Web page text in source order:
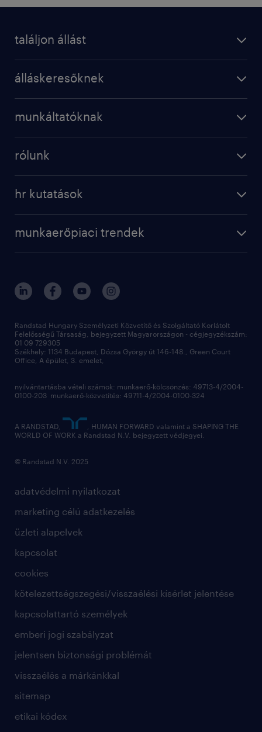
találjon állást
álláskeresőknek
munkáltatóknak
rólunk
hr kutatások
munkaerőpiaci trendek
adatvédelmi nyilatkozat
marketing célú adatkezelés
üzleti alapelvek
kapcsolat
cookies
kötelezettségszegési/visszaélési kísérlet jelentése
kapcsolattartó személyek
emberi jogi szabályzat
jelentsen biztonsági problémát
visszaélés a márkánkkal
sitemap
etikai kódex
Randstad Hungary Személyzeti Közvetítő és Szolgáltató Korlátolt
Felelősségű Társaság, bejegyzett Magyarországon - cégjegyzékszám:
01 09 729305
Székhely: 1134 Budapest, Dózsa György út 146-148., Green Court
Office, A épület, 3. emelet,
nyilvántartásba vételi számok: munkaerő-kölcsönzés: 49713-4/2004-
0100-203 munkaerő-közvetítés: 49711-4/2004-0100-324
A RANDSTAD,
, HUMAN FORWARD valamint a SHAPING THE
WORLD OF WORK a Randstad N.V. bejegyzett védjegyei.
© Randstad N.V. 2025